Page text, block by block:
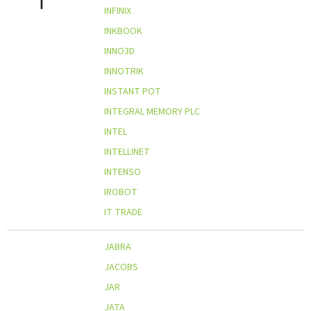
INFINIX
INKBOOK
INNO3D
INNOTRIK
INSTANT POT
INTEGRAL MEMORY PLC
INTEL
INTELLINET
INTENSO
IROBOT
IT TRADE
JABRA
JACOBS
JAR
JATA